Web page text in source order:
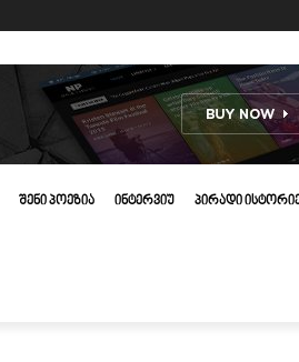
ᲨᲔᲜᲘ ᲞᲝᲔᲖᲘᲐ ᲘᲜᲢᲔᲠᲕᲘᲣ ᲞᲘᲠᲐᲓᲘ